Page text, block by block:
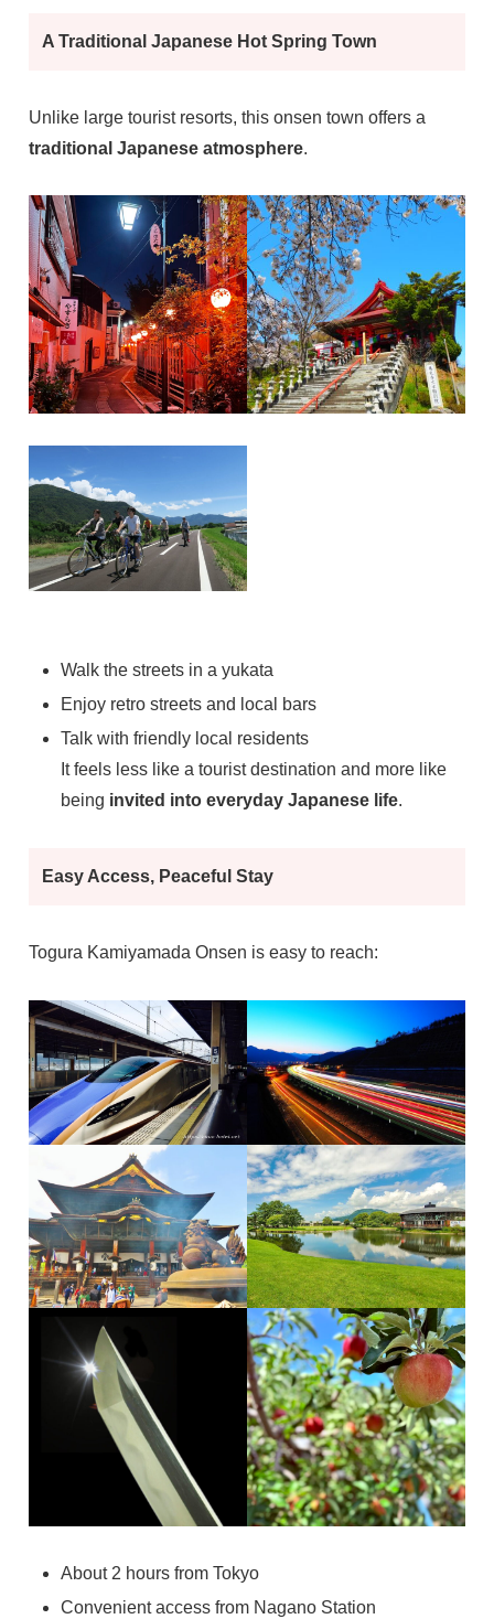
A Traditional Japanese Hot Spring Town
Unlike large tourist resorts, this onsen town offers a
traditional Japanese atmosphere.
Walk the streets in a yukata
Enjoy retro streets and local bars
Talk with friendly local residents
It feels less like a tourist destination and more like
being invited into everyday Japanese life.
Easy Access, Peaceful Stay
Togura Kamiyamada Onsen is easy to reach:
About 2 hours from Tokyo
Convenient access from Nagano Station